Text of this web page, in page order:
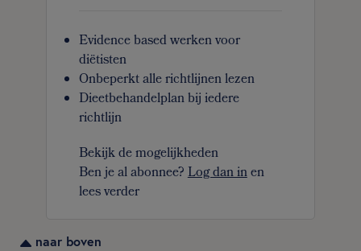
Evidence based werken voor
diëtisten
Onbeperkt alle richtlijnen lezen
Dieetbehandelplan bij iedere
richtlijn
Bekijk de mogelijkheden
Ben je al abonnee?Log dan inen
lees verder
naar boven